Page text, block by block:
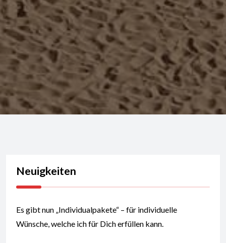
Neuigkeiten
Es gibt nun „Individualpakete“ – für individuelle
Wünsche, welche ich für Dich erfüllen kann.